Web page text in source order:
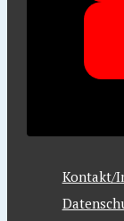
Kontakt/